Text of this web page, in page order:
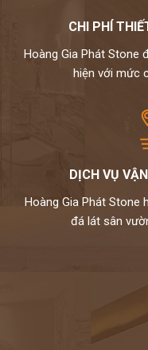
CHI PHÍ
Hoàng Gia Phát Stone
hiện với mức
DỊCH VỤ
Hoàng Gia Phát Stone
đá lát sân